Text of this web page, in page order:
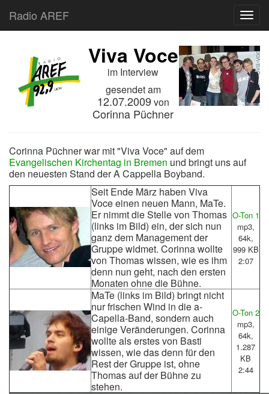
Radio AREF
Viva Voce
im Interview
gesendet am
12.07.2009 von
Corinna Püchner
Corinna Püchner war mit "Viva Voce" auf dem
Evangelischen Kirchentag in Bremen und bringt uns auf
den neuesten Stand der A Cappella Boyband.
Seit Ende März haben Viva
Voce einen neuen Mann, MaTe.
Er nimmt die Stelle von Thomas
(links im Bild) ein, der sich nun
ganz dem Management der
Gruppe widmet. Corinna wollte
von Thomas wissen, wie es ihm
denn nun geht, nach den ersten
Monaten ohne die Bühne.
O-Ton 1
mp3,
64k,
999 KB
2:07
MaTe (links im Bild) bringt nicht
nur frischen Wind in die a-
Capella-Band, sondern auch
einige Veränderungen. Corinna
wollte als erstes von Basti
wissen, wie das denn für den
Rest der Gruppe ist, ohne
Thomas auf der Bühne zu
stehen.
O-Ton 2
mp3,
64k,
1.287
KB
2:44